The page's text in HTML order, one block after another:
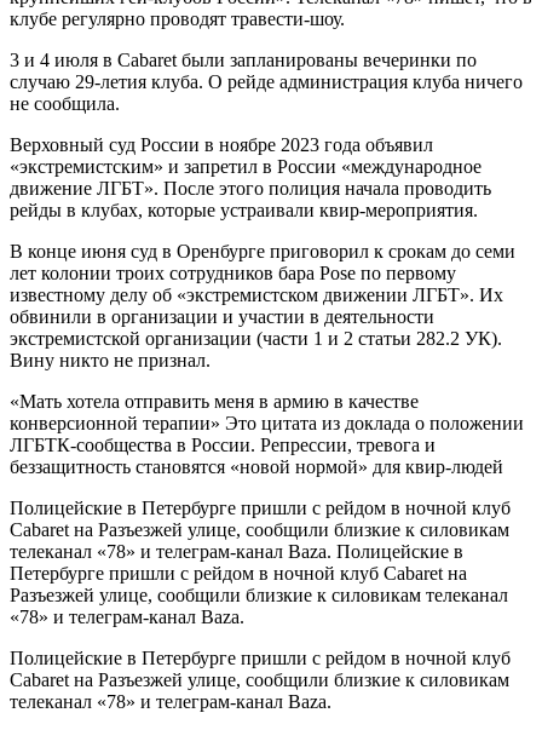
клубе регулярно проводят травести-шоу.
3 и 4 июля в Cabaret были запланированы вечеринки по
случаю 29-летия клуба. О рейде администрация клуба ничего
не сообщила.
Верховный суд России в ноябре 2023 года объявил
«экстремистским» и запретил в России «международное
движение ЛГБТ». После этого полиция начала проводить
рейды в клубах, которые устраивали квир-мероприятия.
В конце июня суд в Оренбурге приговорил к срокам до семи
лет колонии троих сотрудников бара Pose по первому
известному делу об «экстремистском движении ЛГБТ». Их
обвинили в организации и участии в деятельности
экстремистской организации (части 1 и 2 статьи 282.2 УК).
Вину никто не признал.
«Мать хотела отправить меня в армию в качестве
конверсионной терапии» Это цитата из доклада о положении
ЛГБТК-сообщества в России. Репрессии, тревога и
беззащитность становятся «новой нормой» для квир-людей
Полицейские в Петербурге пришли с рейдом в ночной клуб
Cabaret на Разъезжей улице, сообщили близкие к силовикам
телеканал «78» и телеграм-канал Baza. Полицейские в
Петербурге пришли с рейдом в ночной клуб Cabaret на
Разъезжей улице, сообщили близкие к силовикам телеканал
«78» и телеграм-канал Baza.
Полицейские в Петербурге пришли с рейдом в ночной клуб
Cabaret на Разъезжей улице, сообщили близкие к силовикам
телеканал «78» и телеграм-канал Baza.